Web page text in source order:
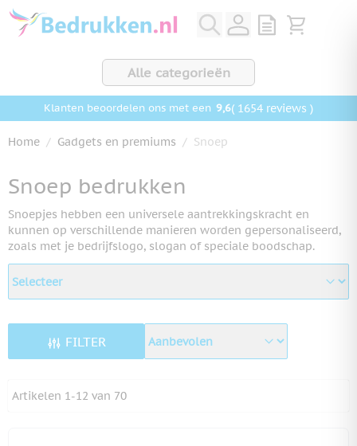
Ga naar de inhoud
View quote,
Bekijk
Alle categorieën
Klanten beoordelen ons met een 9,6( 1654 reviews )
Home / Gadgets en premiums / Snoep
Snoep bedrukken
Snoepjes hebben een universele aantrekkingskracht en
kunnen op verschillende manieren worden gepersonaliseerd,
zoals met je bedrijfslogo, slogan of speciale boodschap.
FILTER
Artikelen 1-12 van 70